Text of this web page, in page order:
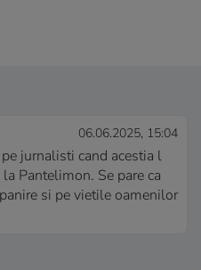
06.06.2025, 15:04
jurnalisti cand acestia l
Pantelimon. Se pare ca
si pe vietile oamenilor